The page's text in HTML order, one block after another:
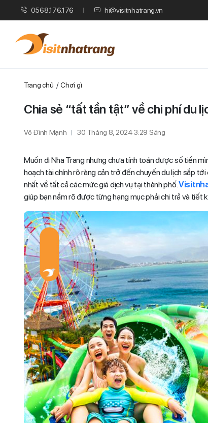
0568.176.176 hi@visitnhatrang.vn
Trang chủ Chơi gì
Chia sẻ “tất tần tật” về chi phí du
Võ Đình Mạnh 30 Tháng 8, 2024 3:29 Sáng
Muốn đi Nha Trang nhưng chưa tính toán được số tiền
hoạch tài chính rõ ràng cản trở đến chuyến du lịch sắp
nhất về tất cả các mức giá dịch vụ tại thành phố.
giúp bạn nắm rõ được từng hạng mục phải chi trả và tiết